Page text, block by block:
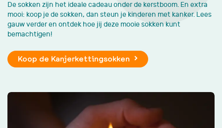
De sokken zijn het ideale cadeau onder de kerstboom. En extra
mooi: koop je de sokken, dan steun je kinderen met kanker. Lees
gauw verder en ontdek hoe jij deze mooie sokken kunt
bemachtigen!
Koop de Kanjerkettingsokken